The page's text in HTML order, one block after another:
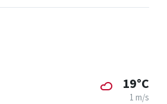
19°C
1 m/s